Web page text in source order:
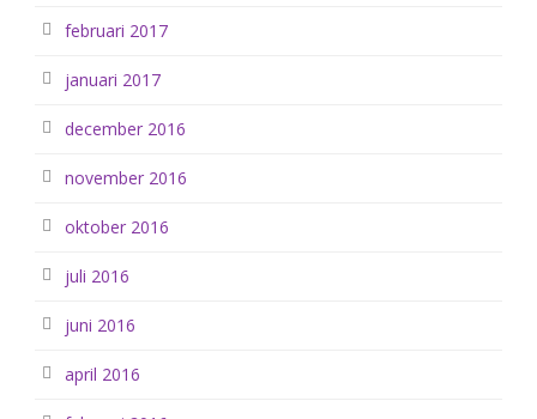
februari 2017
januari 2017
december 2016
november 2016
oktober 2016
juli 2016
juni 2016
april 2016